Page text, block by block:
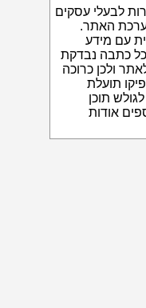
לבעלי עסקים
האתר.
עם מידע
כל כתבה נבדקת
ולכן כרוכה
תועלת
תוכן
אודות